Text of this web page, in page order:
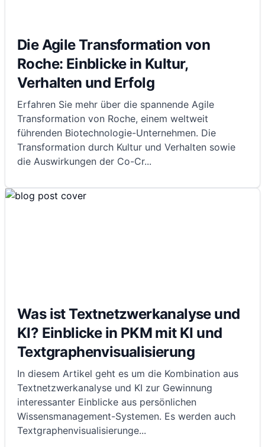
Die Agile Transformation von
Roche: Einblicke in Kultur,
Verhalten und Erfolg
Erfahren Sie mehr über die spannende Agile
Transformation von Roche, einem weltweit
führenden Biotechnologie-Unternehmen. Die
Transformation durch Kultur und Verhalten sowie
die Auswirkungen der Co-Cr...
Was ist Textnetzwerkanalyse und
KI? Einblicke in PKM mit KI und
Textgraphenvisualisierung
In diesem Artikel geht es um die Kombination aus
Textnetzwerkanalyse und KI zur Gewinnung
interessanter Einblicke aus persönlichen
Wissensmanagement-Systemen. Es werden auch
Textgraphenvisualisierunge...